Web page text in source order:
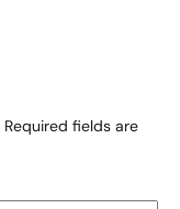
Required fields are